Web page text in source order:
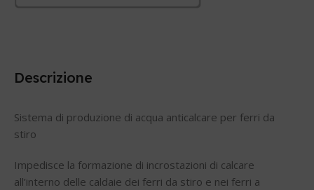
Descrizione
Sistema di produzione di acqua anticalcare per ferri da
stiro
Impedisce la formazione di incrostazioni di calcare
all’interno delle caldaie dei ferri da stiro e nei ferri a